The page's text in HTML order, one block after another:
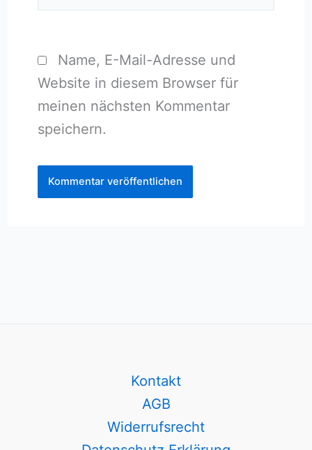
Name, E-Mail-Adresse und
Website in diesem Browser für
meinen nächsten Kommentar
speichern.
Kontakt
AGB
Widerrufsrecht